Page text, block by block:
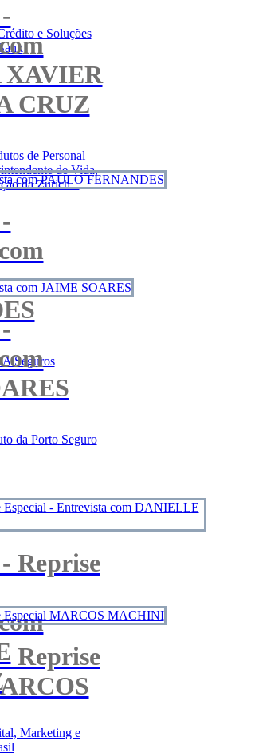
e Soluções
CRUZ
de Personal
de Vida,
da Zurich...
Seguros
da Porto Seguro
Reprise
Marketing e
Reprise